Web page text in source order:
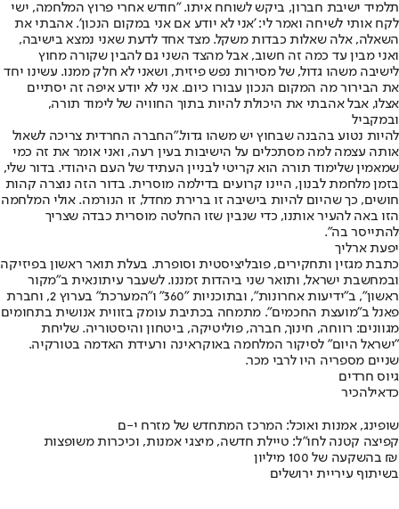
תלמיד ישיבת חברון, ביקש לשוחח איתו. "חודש אחרי פרוץ המלחמה, ישי
לקח אותי לשיחה ואמר לי: 'אני לא יודע אם אני במקום הנכון'. אהבתי את
השאלה, אלה שאלות כבדות משקל. מצד אחד לדעת שאני נמצא בישיבה,
ואני מבין עד כמה זה חשוב, אבל מהצד השני גם להבין שקורה מחוץ
לישיבה משהו גדול, של מסירות נפש פיזית, ושאני לא חלק ממנו. עשינו יחד
את הבירור מה המקום הנכון עבורו כיום. אני לא יודע איפה זה יסתיים
אצלו, אבל אהבתי את היכולת להיות בתוך החוויה של לימוד תורה,
ובמקביל
להיות נטוע בהבנה שבחוץ יש משהו גדול."החברה החרדית צריכה לשאול
אותה עצמה למה מסתכלים על הישיבות בעין רעה, ואני אומר את זה כמי
שמאמין שלימוד תורה הוא קריטי לבניין העתיד של העם היהודי. בדור שלי,
בזמן מלחמת לבנון, היינו קרועים בדילמה מוסרית. בדור הזה נוצרה קהות
חושים, כך שהיום להיות בישיבה זו ברירת מחדל, זו הנורמה. אולי המלחמה
הזו באה להעיר אותנו, כדי שנבין שזו החלטה מוסרית כבדה שצריך
להתייסר בה".
יפעת ארליך
כתבת מגזין ותחקירים, פובליציסטית וסופרת. בעלת תואר ראשון בפיזיקה
ובמחשבת ישראל, ותואר שני ביהדות זמננו. לשעבר עיתונאית ב"מקור
ראשון", ב"ידיעות אחרונות", ובתוכניות "360" ו"המערכת" בערוץ 2, וחברת
פאנל ב"מועצת החכמים". מתמחה בכתיבת עומק בזווית אנושית בתחומים
מגוונים: רווחה, חינוך, חברה, פוליטיקה, ביטחון והיסטוריה. שליחת
"ישראל היום" לסיקור המלחמה באוקראינה ורעידת האדמה בטורקיה.
שניים מספריה היו לרבי מכר.
גיוס חרדים
כדאילהכיר
שופינג, אמנות ואוכל: המרכז המתחדש של מזרח י-ם
קפיצה קטנה לחו"ל: טיילת חדשה, מיצגי אמנות, וכיכרות משופצות
בהשקעה של 100 מיליון ₪
בשיתוף עיריית ירושלים